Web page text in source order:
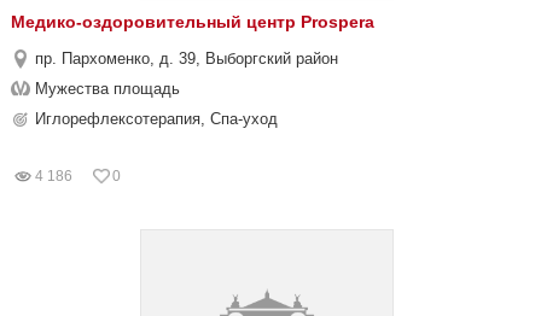
Медико-оздоровительный центр Prospera
пр. Пархоменко, д. 39, Выборгский район
Мужества площадь
Иглорефлексотерапия, Спа-уход
4 186 0